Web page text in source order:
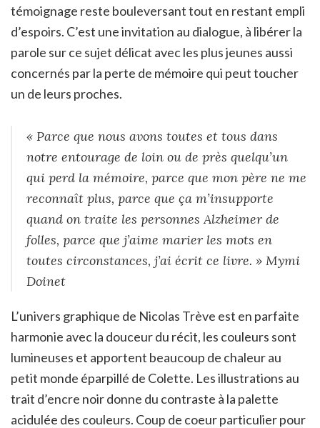
témoignage reste bouleversant tout en restant empli
d’espoirs. C’est une invitation au dialogue, à libérer la
parole sur ce sujet délicat avec les plus jeunes aussi
concernés par la perte de mémoire qui peut toucher
un de leurs proches.
« Parce que nous avons toutes et tous dans
notre entourage de loin ou de près quelqu’un
qui perd la mémoire, parce que mon père ne me
reconnaît plus, parce que ça m’insupporte
quand on traite les personnes Alzheimer de
folles, parce que j’aime marier les mots en
toutes circonstances, j’ai écrit ce livre. » Mymi
Doinet
L’univers graphique de Nicolas Trève est en parfaite
harmonie avec la douceur du récit, les couleurs sont
lumineuses et apportent beaucoup de chaleur au
petit monde éparpillé de Colette. Les illustrations au
trait d’encre noir donne du contraste à la palette
acidulée des couleurs. Coup de coeur particulier pour